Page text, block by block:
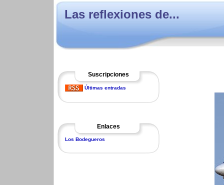
Las reflexiones de...
Suscripciones
Últimas entradas
Enlaces
Los Bodegueros